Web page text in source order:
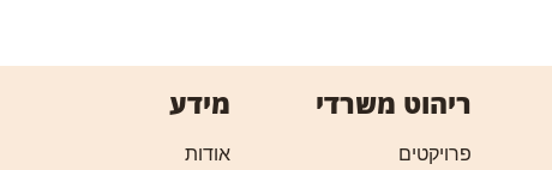
ריהוט משרדי
פרויקטים
מידע
אודות